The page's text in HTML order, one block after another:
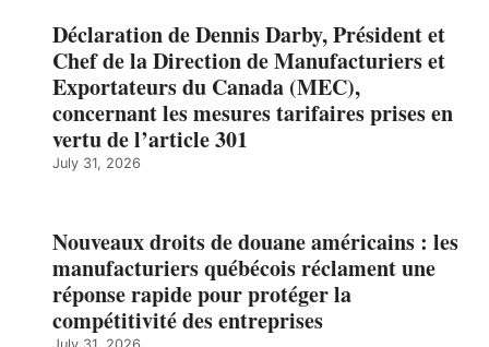
Déclaration de Dennis Darby, Président et
Chef de la Direction de Manufacturiers et
Exportateurs du Canada (MEC),
concernant les mesures tarifaires prises en
vertu de l’article 301
July 31, 2026
Nouveaux droits de douane américains : les
manufacturiers québécois réclament une
réponse rapide pour protéger la
compétitivité des entreprises